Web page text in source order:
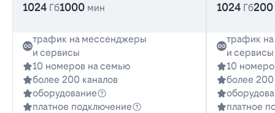
1024 Гб1000 мин
трафик на мессенджеры
и сервисы
10 номеров на семью
более 200 каналов
оборудование
платное подключение
1024 Гб200
трафик
и сервисы
10
более 200
платное